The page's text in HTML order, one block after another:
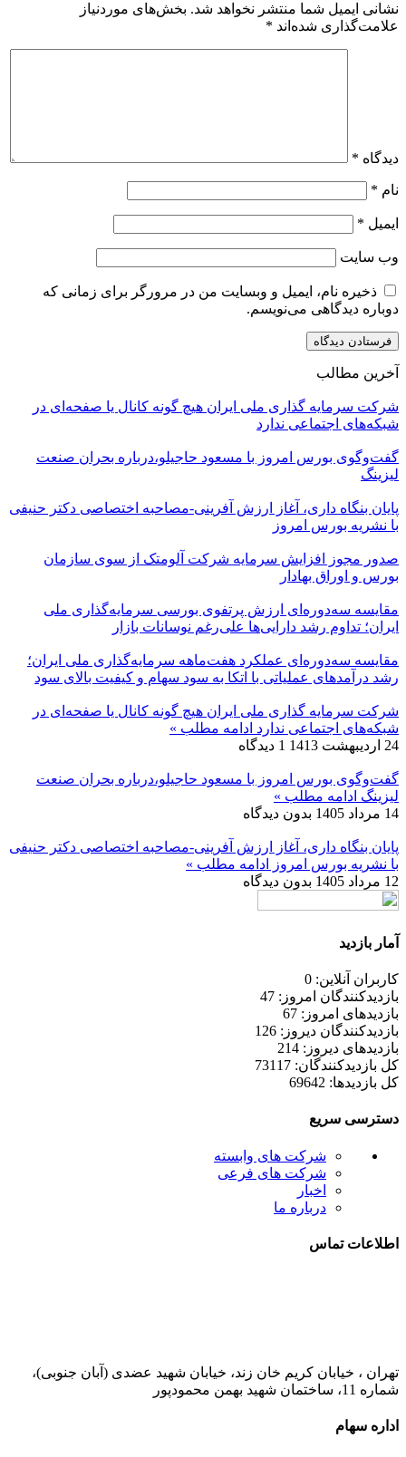
نشانی ایمیل شما منتشر نخواهد شد. بخش‌های موردنیاز
علامت‌گذاری شده‌اند *
دیدگاه *
نام *
ایمیل *
وب‌ سایت
ذخیره نام، ایمیل و وبسایت من در مرورگر برای زمانی که
دوباره دیدگاهی می‌نویسم.
آخرین مطالب
شرکت سرمایه گذاری ملی ایران هیچ گونه کانال یا صفحه‌ای در
شبکه‌های اجتماعی ندارد
گفت‌وگوی بورس امروز با مسعود حاجیلو،درباره بحران صنعت
لیزینگ
پایان بنگاه داری، آغاز ارزش آفرینی-مصاحبه اختصاصی دکتر حنیفی
با نشریه بورس امروز
صدور مجوز افزایش سرمایه شرکت آلومتک از سوی سازمان
بورس و اوراق بهادار
مقایسه سه‌دوره‌ای ارزش پرتفوی بورسی سرمایه‌گذاری ملی
ایران؛ تداوم رشد دارایی‌ها علی‌رغم نوسانات بازار
مقایسه سه‌دوره‌ای عملکرد هفت‌ماهه سرمایه‌گذاری ملی ایران؛
رشد درآمدهای عملیاتی با اتکا به سود سهام و کیفیت بالای سود
شرکت سرمایه گذاری ملی ایران هیچ گونه کانال یا صفحه‌ای در
شبکه‌های اجتماعی ندارد ادامه مطلب »
24 اردیبهشت 1413
1 دیدگاه
گفت‌وگوی بورس امروز با مسعود حاجیلو،درباره بحران صنعت
لیزینگ ادامه مطلب »
14 مرداد 1405
بدون دیدگاه
پایان بنگاه داری، آغاز ارزش آفرینی-مصاحبه اختصاصی دکتر حنیفی
با نشریه بورس امروز
ادامه مطلب »
12 مرداد 1405
بدون دیدگاه
آمار بازدید
کاربران آنلاین: 0
بازدیدکنندگان امروز: 47
بازدیدهای امروز: 67
بازدیدکنندگان دیروز: 126
بازدیدهای دیروز: 214
کل بازدیدکنند‌گان: 73117
کل بازدیدها: 69642
دسترسی سریع
شرکت های وابسته
شرکت های فرعی
اخبار
درباره ما
اطلاعات تماس
تهران ، خیابان کریم خان زند، خیابان شهید عضدی (آبان جنوبی)،
شماره 11، ساختمان شهید بهمن محمودپور
اداره سهام